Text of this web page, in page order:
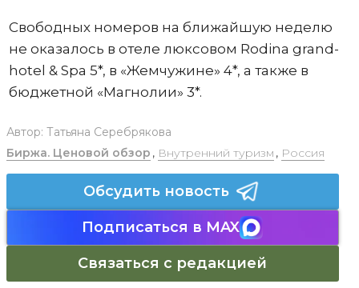
Свободных номеров на ближайшую неделю
не оказалось в отеле люксовом Rodina grand-
hotel & Spa 5*, в «Жемчужине» 4*, а также в
бюджетной «Магнолии» 3*.
Автор: Татьяна Серебрякова
Биржа. Ценовой обзор , Внутренний туризм , Россия
Обсудить новость
Подписаться в MAX
Связаться с редакцией